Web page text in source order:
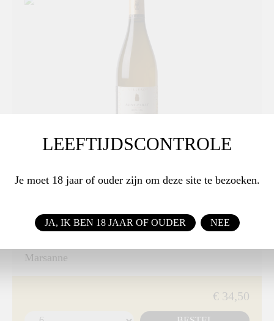
Saint Péray 2023 Lieu-dit-Biousse
gerijpt (20% nieuw)
Marsanne
€ 34,50
LEEFTIJDSCONTROLE
Je moet 18 jaar of ouder zijn om deze site te bezoeken.
JA, IK BEN 18 JAAR OF OUDER NEE